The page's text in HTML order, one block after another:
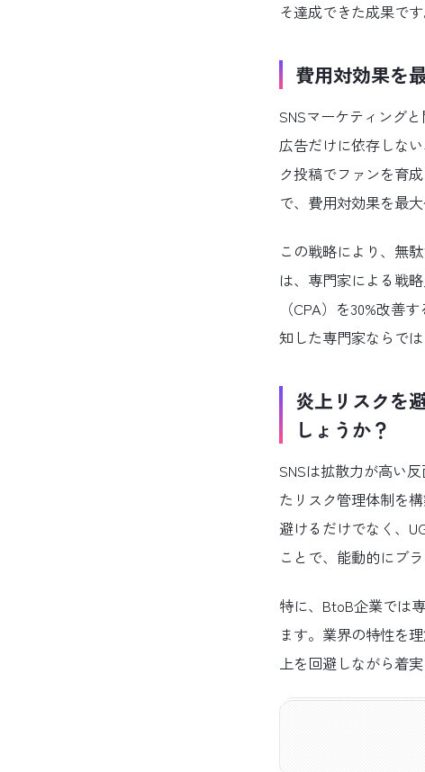
そ達成できた成果です
費用対効果を
SNSマーケティング
広告だけに依存しな
ク投稿でファンを育
で、費用対効果を最大
この戦略により、無
は、専門家による戦
（CPA）を30%改善
知した専門家ならでは
炎上リスクを
しょうか？
SNSは拡散力が高い
たリスク管理体制を
避けるだけでなく、
ことで、能動的にブ
特に、BtoB企業では
ます。業界の特性を
上を回避しながら着